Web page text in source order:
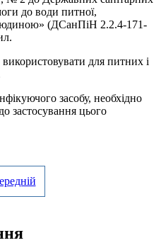
до води питної,
(ДСанПіН 2.2.4-171-
для питних і
засобу, необхідно
застосування цього